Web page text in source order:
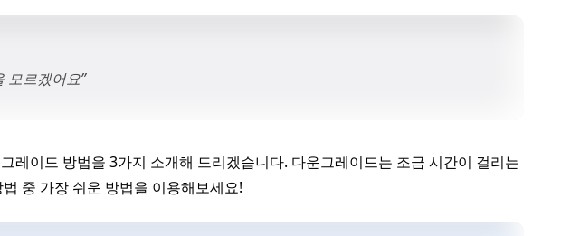
모르겠어요”
레이드 방법을 3가지 소개해 드리겠습니다. 다운그레이드는 조금 시간이 걸리는
중 가장 쉬운 방법을 이용해보세요!